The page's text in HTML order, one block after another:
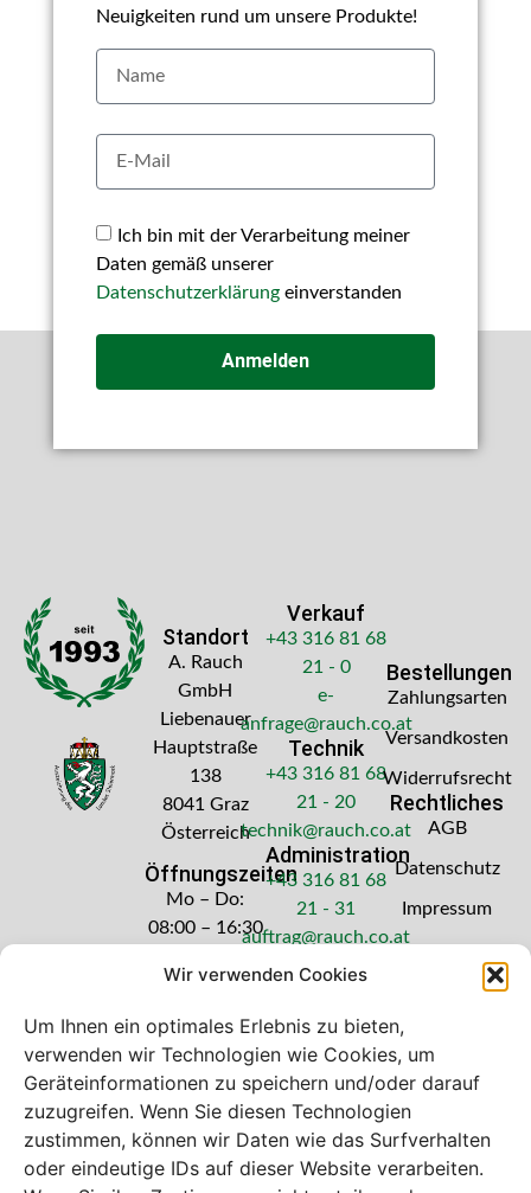
Wir verwenden Cookies
Um Ihnen ein optimales Erlebnis zu bieten,
verwenden wir Technologien wie Cookies, um
Geräteinformationen zu speichern und/oder darauf
zuzugreifen. Wenn Sie diesen Technologien
zustimmen, können wir Daten wie das Surfverhalten
oder eindeutige IDs auf dieser Website verarbeiten.
Neuigkeiten rund um unsere Produkte!
Ich bin mit der Verarbeitung meiner
Daten gemäß unserer
Datenschutzerklärungeinverstanden
Anmelden
Standort
A. Rauch
GmbH
Liebenauer
Hauptstraße
138
8041 Graz
Österreich
Öffnungszeiten
Mo – Do:
08:00 – 16:30
Freitag: 08:00
Verkauf
+43 316 81 68
21 - 0
e-
anfrage@rauch.co.at
Technik
+43 316 81 68
21 - 20
technik@rauch.co.at
Administration
+43 316 81 68
21 - 31
auftrag@rauch.co.at
Bestellungen
Zahlungsarten
Versandkosten
Widerrufsrecht
Rechtliches
AGB
Datenschutz
Impressum
Bei diesem Webshop handelt es sich um
einen B2B-Webshop